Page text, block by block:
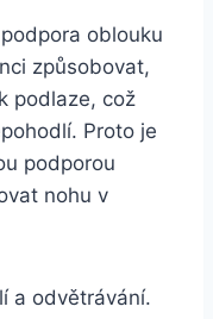
oblouku
způsobovat,
podlaze, což
Proto je
podporou
nohu v
a odvětrávání.